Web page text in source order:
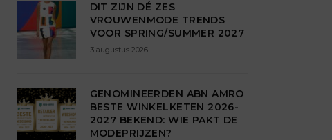
DIT ZIJN DÉ ZES
VROUWENMODE TRENDS
VOOR SPRING/SUMMER 2027
3 augustus 2026
GENOMINEERDEN ABN AMRO
BESTE WINKELKETEN 2026-
2027 BEKEND: WIE PAKT DE
MODEPRIJZEN?